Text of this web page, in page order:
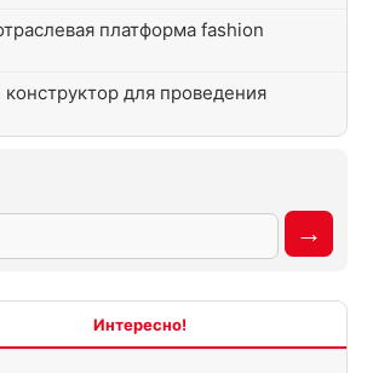
платформа fashion
конструктор для проведения